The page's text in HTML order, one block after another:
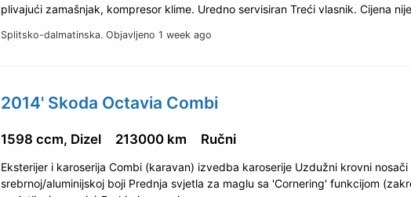
Splitsko-dalmatinska. Objavljeno 1 week ago
plivajući zamašnjak, kompresor klime. Uredno servisiran Treći vlasnik. Cijena
2014' Skoda Octavia Combi
1598 ccm, Dizel 213000 km Ručni
Eksterijer i karoserija Combi (karavan) izvedba karoserije Uzdužni krovni nosači
srebrnoj/aluminijskoj boji Prednja svjetla za maglu sa 'Cornering' funkcijom